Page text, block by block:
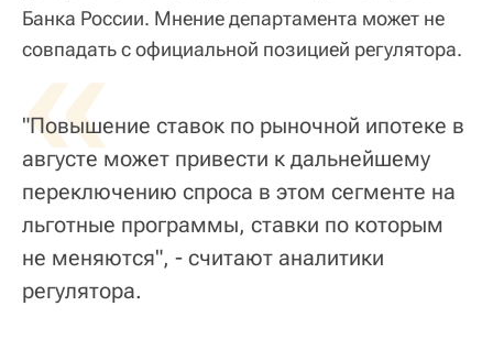
Банка России. Мнение департамента может не
совпадать с официальной позицией регулятора.
«
"Повышение ставок по рыночной ипотеке в
августе может привести к дальнейшему
переключению спроса в этом сегменте на
льготные программы, ставки по которым
не меняются", - считают аналитики
регулятора.